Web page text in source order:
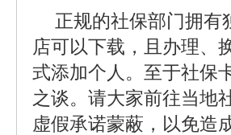
正规的社保部门拥有
店可以下载，且办理、
式添加个人。至于社保
之谈。请大家前往当地
虚假承诺蒙蔽，以免造